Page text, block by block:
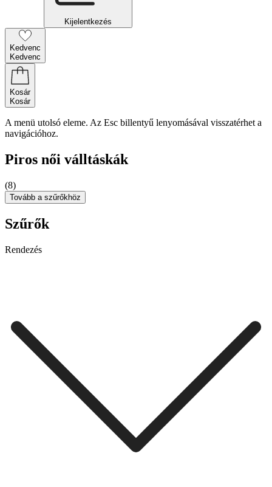
Kijelentkezés
Kedvenc
Kedvenc
Kosár
Kosár
A menü utolsó eleme. Az Esc billentyű lenyomásával visszatérhet a
navigációhoz.
Piros női válltáskák
(8)
Tovább a szűrőkhöz
Szűrők
Rendezés